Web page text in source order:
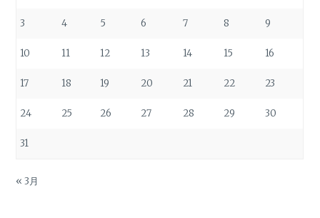
3 4 5 6 7 8 9
10 11 12 13 14 15 16
17 18 19 20 21 22 23
24 25 26 27 28 29 30
31
« 3月